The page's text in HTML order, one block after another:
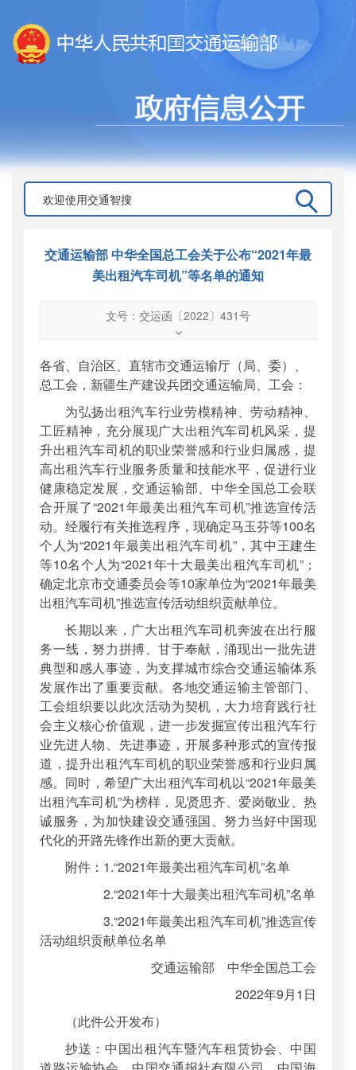
交通运输部 中华全国总工会关于公布“2021年最
美出租汽车司机”等名单的通知
文号：交运函〔2022〕431号
交运函〔2022〕431号
公开日期：2022年09月01日
主题词：
2021年最美出租汽车司机;名单
机构分类：运输服务司
主题分类：其他
公文类型：部函
各省、自治区、直辖市交通运输厅（局、委）、
总工会，新疆生产建设兵团交通运输局、工会：
为弘扬出租汽车行业劳模精神、劳动精神、
工匠精神，充分展现广大出租汽车司机风采，提
升出租汽车司机的职业荣誉感和行业归属感，提
高出租汽车行业服务质量和技能水平，促进行业
健康稳定发展，交通运输部、中华全国总工会联
合开展了“2021年最美出租汽车司机”推选宣传活
动。经履行有关推选程序，现确定马玉芬等100名
个人为“2021年最美出租汽车司机”，其中王建生
等10名个人为“2021年十大最美出租汽车司机”；
确定北京市交通委员会等10家单位为“2021年最美
出租汽车司机”推选宣传活动组织贡献单位。
长期以来，广大出租汽车司机奔波在出行服
务一线，努力拼搏、甘于奉献，涌现出一批先进
典型和感人事迹，为支撑城市综合交通运输体系
发展作出了重要贡献。各地交通运输主管部门、
工会组织要以此次活动为契机，大力培育践行社
会主义核心价值观，进一步发掘宣传出租汽车行
业先进人物、先进事迹，开展多种形式的宣传报
道，提升出租汽车司机的职业荣誉感和行业归属
感。同时，希望广大出租汽车司机以“2021年最美
出租汽车司机”为榜样，见贤思齐、爱岗敬业、热
诚服务，为加快建设交通强国、努力当好中国现
代化的开路先锋作出新的更大贡献。
附件：1.“2021年最美出租汽车司机”名单
2.“2021年十大最美出租汽车司机”名单
3.“2021年最美出租汽车司机”推选宣传
活动组织贡献单位名单
交通运输部 中华全国总工会
2022年9月1日
（此件公开发布）
抄送：中国出租汽车暨汽车租赁协会、中国